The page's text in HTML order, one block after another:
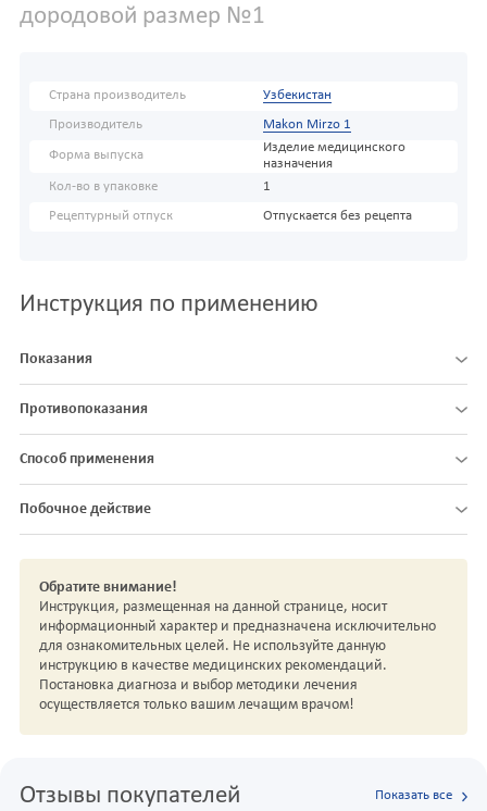
дородовой размер №1
Страна производитель Узбекистан
Производитель Makon Mirzo 1
Форма выпуска
Изделие медицинского
назначения
Кол-во в упаковке
1
Рецептурный отпуск Отпускается без рецепта
Инструкция по применению
Показания
Противопоказания
Способ применения
Побочное действие
Обратите внимание!
Инструкция, размещенная на данной странице, носит
информационный характер и предназначена исключительно
для ознакомительных целей. Не используйте данную
инструкцию в качестве медицинских рекомендаций.
Постановка диагноза и выбор методики лечения
осуществляется только вашим лечащим врачом!
Отзывы покупателей Показать все